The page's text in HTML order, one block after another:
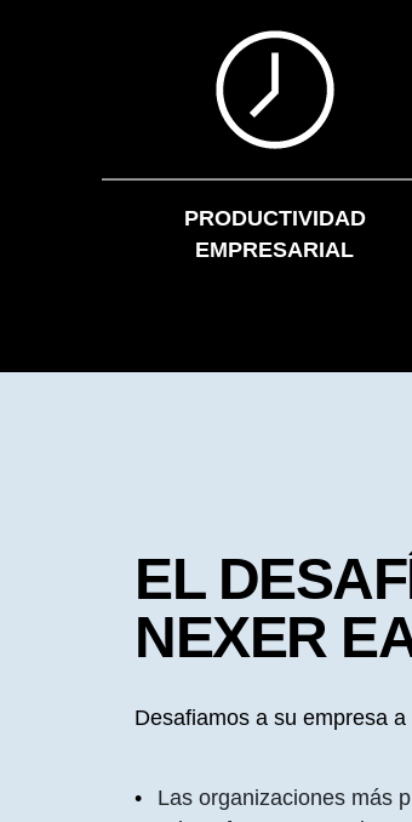
PRODUCTIVIDAD
EMPRESARIAL
EL
NEXER
Desafiamos a su empresa
Las organizaciones más